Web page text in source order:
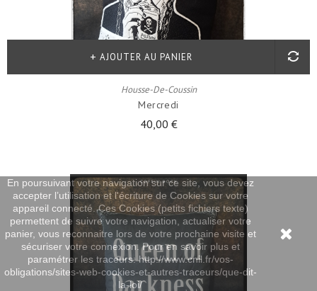
Housse-De-Coussin
Mercredi
40,00 €
AJOUTER AU PANIER
En poursuivant votre navigation sur ce site, vous devez
accepter l’utilisation et l'écriture de Cookies sur votre
appareil connecté. Ces Cookies (petits fichiers texte)
permettent de suivre votre navigation, actualiser votre
panier, vous reconnaitre lors de votre prochaine visite et
sécuriser votre connexion. Pour en savoir plus et
paramétrer les traceurs: http://www.cnil.fr/vos-
obligations/sites-web-cookies-et-autres-traceurs/que-dit-
la-loi/